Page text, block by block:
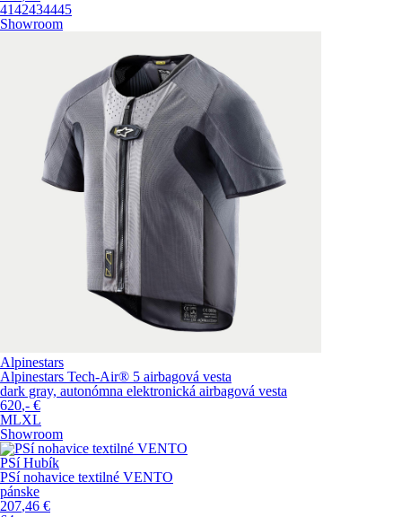
4142434445
Showroom
Alpinestars
Alpinestars Tech-Air® 5 airbagová vesta
dark gray, autonómna elektronická airbagová vesta
620,- €
MLXL
Showroom
PSí Hubík
PSí nohavice textilné VENTO
pánske
207,46 €